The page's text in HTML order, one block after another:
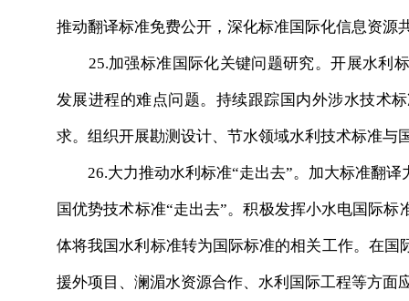
推动翻译标准免费公开，深化标准国际化信息资源
25.加强标准国际化关键问题研究。开展水利
发展进程的难点问题。持续跟踪国内外涉水技术
求。组织开展勘测设计、节水领域水利技术标准与
26.大力推动水利标准“走出去”。加大标准翻译
国优势技术标准“走出去”。积极发挥小水电国际
体将我国水利标准转为国际标准的相关工作。在
援外项目、澜湄水资源合作、水利国际工程等方面